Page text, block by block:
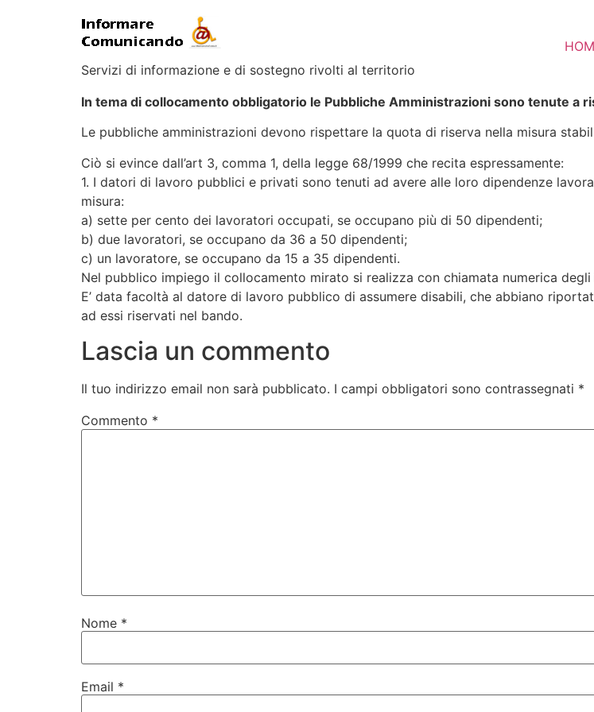
Servizi di informazione e di sostegno rivolti al territorio
In tema di collocamento obbligatorio le Pubbliche Amministrazioni sono tenute a
Le pubbliche amministrazioni devono rispettare la quota di riserva nella misura
Ciò si evince dall’art 3, comma 1, della legge 68/1999 che recita espressamente:
1. I datori di lavoro pubblici e privati sono tenuti ad avere alle loro dipendenze
misura:
a) sette per cento dei lavoratori occupati, se occupano più di 50 dipendenti;
b) due lavoratori, se occupano da 36 a 50 dipendenti;
c) un lavoratore, se occupano da 15 a 35 dipendenti.
Nel pubblico impiego il collocamento mirato si realizza con chiamata numerica
E’ data facoltà al datore di lavoro pubblico di assumere disabili, che abbiano
ad essi riservati nel bando.
Lascia un commento
Il tuo indirizzo email non sarà pubblicato. I campi obbligatori sono contrassegnati *
Commento *
Nome *
Email *